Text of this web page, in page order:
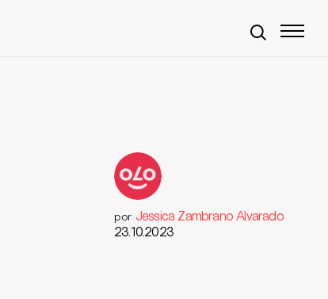
por Jessica Zambrano Alvarado
23.10.2023